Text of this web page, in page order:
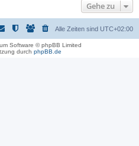
Gehe zu
Alle Zeiten sind UTC+02:00
Software © phpBB Limited
durch phpBB.de